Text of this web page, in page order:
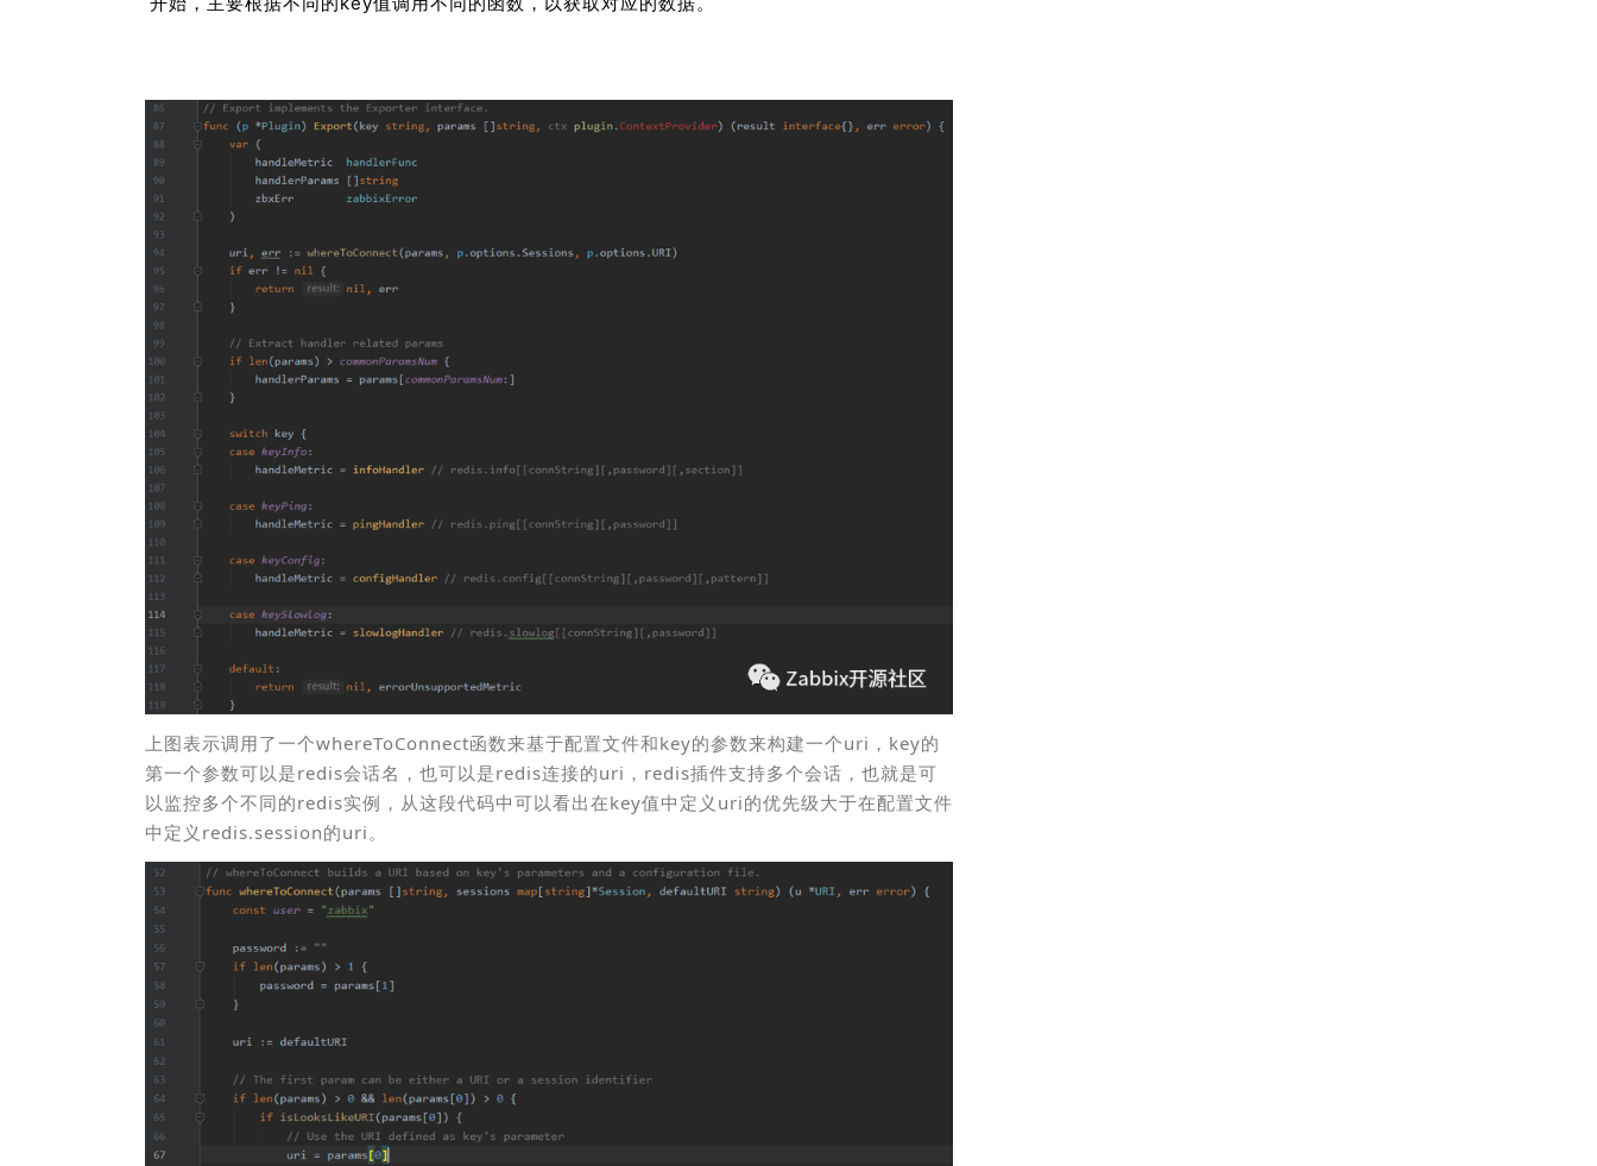
上图表示调用了一个whereToConnect函数来基于配置文件和key的参数来构建一个uri，key的
第一个参数可以是redis会话名，也可以是redis连接的uri，redis插件支持多个会话，也就是可
以监控多个不同的redis实例，从这段代码中可以看出在key值中定义uri的优先级大于在配置文件
中定义redis.session的uri。